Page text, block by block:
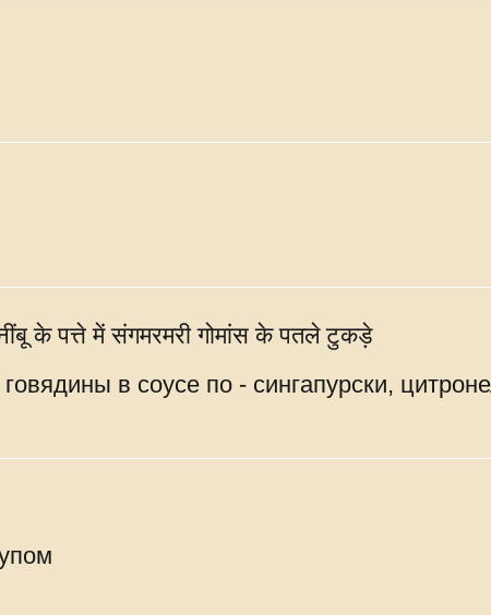
के पत्ते में संगमरमरी गोमांस के पतले टुकड़े
в соусе по - сингапурски,